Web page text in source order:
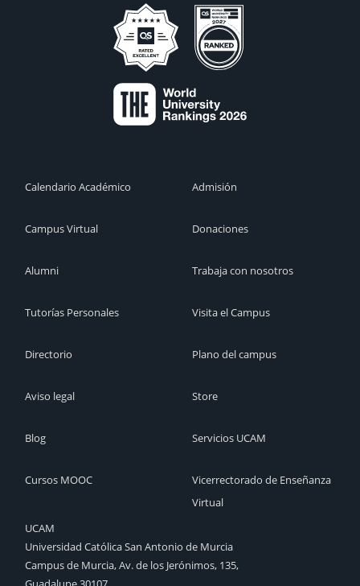
Calendario Académico
Campus Virtual
Alumni
Tutorías Personales
Directorio
Aviso legal
Blog
Cursos MOOC
Admisión
Donaciones
Trabaja con nosotros
Visita el Campus
Plano del campus
Store
Servicios UCAM
Vicerrectorado de Enseñanza
Virtual
UCAM
Universidad Católica San Antonio de Murcia
Campus de Murcia, Av. de los Jerónimos, 135,